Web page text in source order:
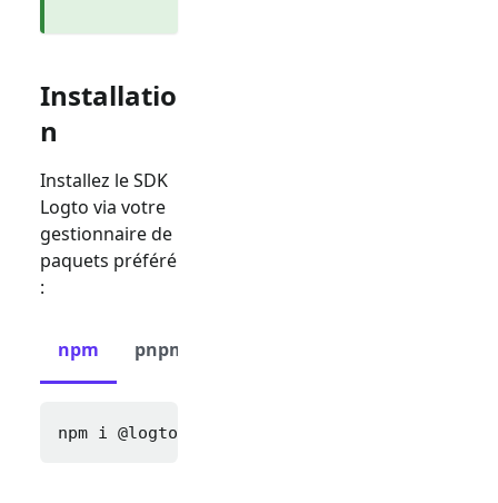
Installatio
n
Installez le SDK
Logto via votre
gestionnaire de
paquets préféré
:
npm pnpm
npm i @logto/react